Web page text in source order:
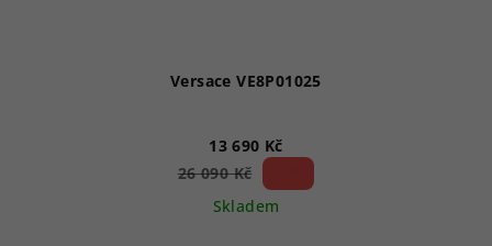
Versace VE8P01025
13 690 Kč
26 090 Kč
Skladem